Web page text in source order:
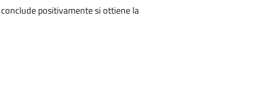
positivamente si ottiene la